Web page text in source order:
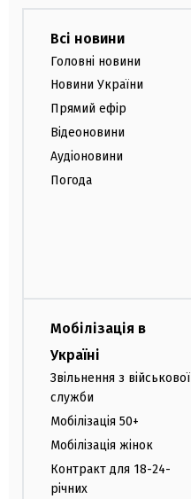
Всі новини
Головні новини
Новини України
Прямий ефір
Відеоновини
Аудіоновини
Погода
Мобілізація в
Україні
Звільнення з військової
служби
Мобілізація 50+
Мобілізація жінок
Контракт для 18-24-
річних